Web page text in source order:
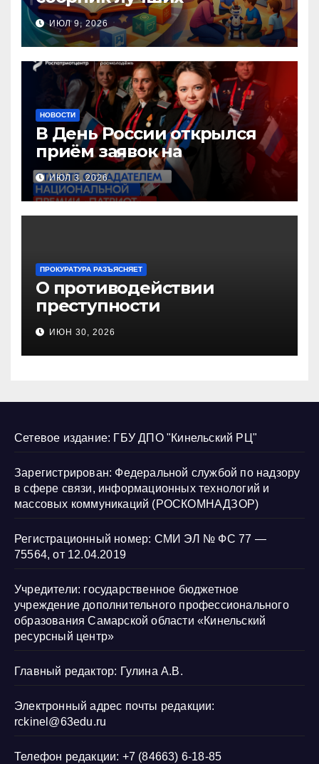
инновационных практик
педагогов дошкольного
образования!
ИЮЛ 9, 2026
НОВОСТИ
В День России открылся
приём заявок на
Национальную премию
«Патриот»
ИЮЛ 3, 2026
ПРОКУРАТУРА РАЗЪЯСНЯЕТ
О противодействии
преступности
несовершеннолетних и
нарушению их прав
ИЮН 30, 2026
Сетевое издание: ГБУ ДПО "Кинельский РЦ"
Зарегистрирован: Федеральной службой по надзору
в сфере связи, информационных технологий и
массовых коммуникаций (РОСКОМНАДЗОР)
Регистрационный номер: СМИ ЭЛ № ФС 77 —
75564, от 12.04.2019
Учредители: государственное бюджетное
учреждение дополнительного профессионального
образования Самарской области «Кинельский
ресурсный центр»
Главный редактор: Гулина А.В.
Электронный адрес почты редакции:
rckinel@63edu.ru
Телефон редакции: +7 (84663) 6-18-85